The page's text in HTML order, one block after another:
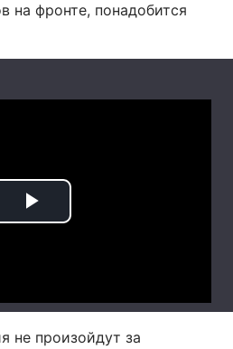
на фронте, понадобится
не произойдут за